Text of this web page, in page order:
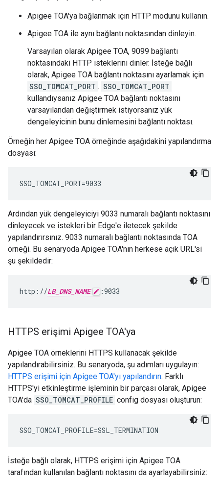
Apigee TOA'ya bağlanmak için HTTP modunu kullanın.
Apigee TOA ile aynı bağlantı noktasından dinleyin.
Varsayılan olarak Apigee TOA, 9099 bağlantı
noktasındaki HTTP isteklerini dinler. İsteğe bağlı
olarak, Apigee TOA bağlantı noktasını ayarlamak için
SSO_TOMCAT_PORT . SSO_TOMCAT_PORT
kullandıysanız Apigee TOA bağlantı noktasını
varsayılandan değiştirmek istiyorsanız yük
dengeleyicinin bunu dinlemesini bağlantı noktası.
Örneğin her Apigee TOA örneğinde aşağıdakini yapılandırma
dosyası:
SSO_TOMCAT_PORT=9033
Ardından yük dengeleyiciyi 9033 numaralı bağlantı noktasını
dinleyecek ve istekleri bir Edge'e iletecek şekilde
yapılandırırsınız. 9033 numaralı bağlantı noktasında TOA
örneği. Bu senaryoda Apigee TOA'nın herkese açık URL'si
şu şekildedir:
http://LB_DNS_NAME :9033
HTTPS erişimi Apigee TOA'ya
Apigee TOA örneklerini HTTPS kullanacak şekilde
yapılandırabilirsiniz. Bu senaryoda, şu adımları uygulayın:
HTTPS erişimi için Apigee TOA'yı yapılandırın. Farklı
HTTPS'yi etkinleştirme işleminin bir parçası olarak, Apigee
TOA'da SSO_TOMCAT_PROFILE config dosyası oluşturun:
SSO_TOMCAT_PROFILE=SSL_TERMINATION
İsteğe bağlı olarak, HTTPS erişimi için Apigee TOA
tarafından kullanılan bağlantı noktasını da ayarlayabilirsiniz: